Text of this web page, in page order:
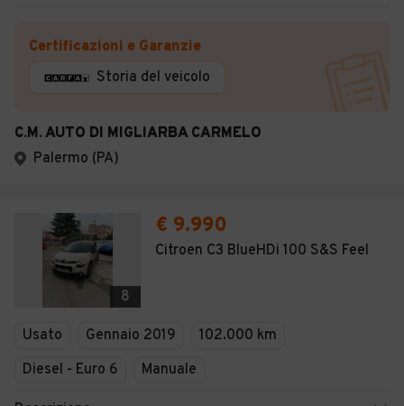
Certificazioni e Garanzie
Storia del veicolo
C.M. AUTO DI MIGLIARBA CARMELO
Palermo (PA)
8
€ 9.990
Citroen C3 BlueHDi 100 S&S Feel
Usato Gennaio 2019
102.000 km
Diesel - Euro 6
Manuale